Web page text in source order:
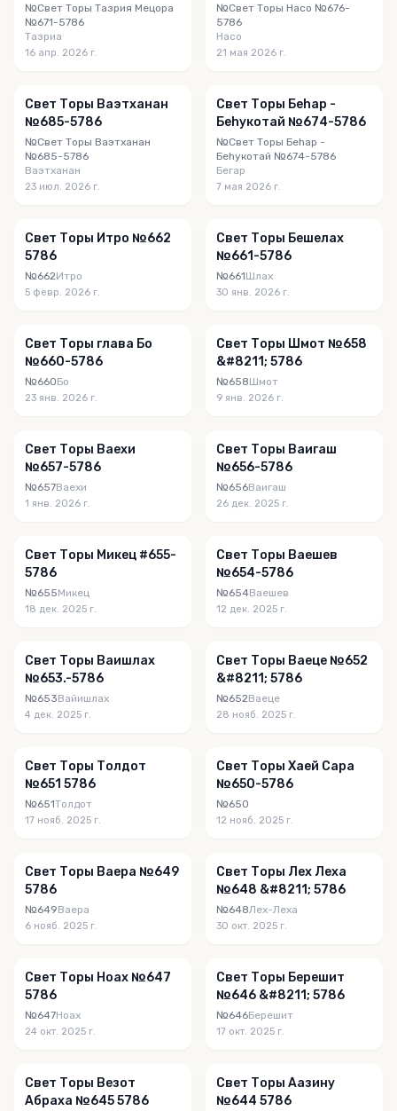
№Свет Торы Тазрия Мецора
№671-5786
Тазриа
16 апр. 2026 г.
№Свет Торы Насо №676-
5786
Насо
21 мая 2026 г.
Свет Торы Ваэтханан
№685-5786
№Свет Торы Ваэтханан
№685-5786
Ваэтханан
23 июл. 2026 г.
Свет Торы Беhар -
Беhукотай №674-5786
№Свет Торы Беhар -
Беhукотай №674-5786
Бегар
7 мая 2026 г.
Свет Торы Итро №662
5786
№662Итро
5 февр. 2026 г.
Свет Торы Бешелах
№661-5786
№661Шлах
30 янв. 2026 г.
Свет Торы глава Бо
№660-5786
№660Бо
23 янв. 2026 г.
Свет Торы Шмот №658
&#8211; 5786
№658Шмот
9 янв. 2026 г.
Свет Торы Ваехи
№657-5786
№657Ваехи
1 янв. 2026 г.
Свет Торы Ваигаш
№656-5786
№656Ваигаш
26 дек. 2025 г.
Свет Торы Микец #655-
5786
№655Микец
18 дек. 2025 г.
Свет Торы Ваешев
№654-5786
№654Ваешев
12 дек. 2025 г.
Свет Торы Ваишлах
№653.-5786
№653Вайишлах
4 дек. 2025 г.
Свет Торы Ваеце №652
&#8211; 5786
№652Ваеце
28 нояб. 2025 г.
Свет Торы Толдот
№651 5786
№651Толдот
17 нояб. 2025 г.
Свет Торы Хаей Сара
№650-5786
№650
12 нояб. 2025 г.
Свет Торы Ваера №649
5786
№649Ваера
6 нояб. 2025 г.
Свет Торы Лех Леха
№648 &#8211; 5786
№648Лех-Леха
30 окт. 2025 г.
Свет Торы Ноах №647
5786
№647Ноах
24 окт. 2025 г.
Свет Торы Берешит
№646 &#8211; 5786
№646Берешит
17 окт. 2025 г.
Свет Торы Везот
Абраха №645 5786
Свет Торы Аазину
№644 5786